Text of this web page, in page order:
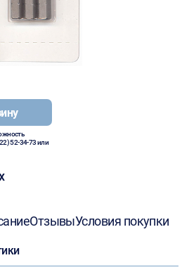
52-34-73или
ОтзывыУсловия покупки